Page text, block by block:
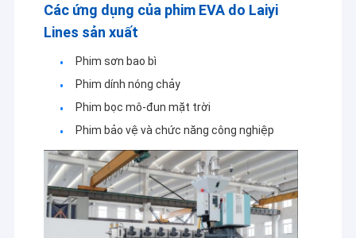
Các ứng dụng của phim EVA do Laiyi
Lines sản xuất
Phim sơn bao bì
Phim dính nóng chảy
Phim bọc mô-đun mặt trời
Phim bảo vệ và chức năng công nghiệp